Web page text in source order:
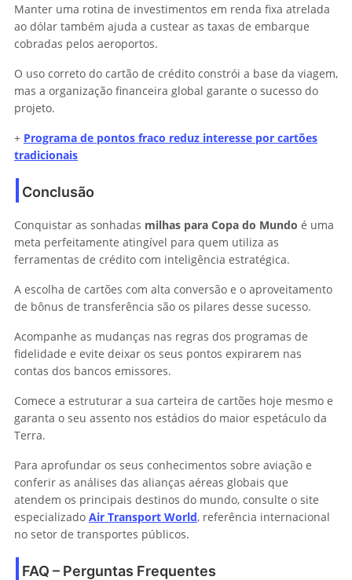
Manter uma rotina de investimentos em renda fixa atrelada
ao dólar também ajuda a custear as taxas de embarque
cobradas pelos aeroportos.
O uso correto do cartão de crédito constrói a base da viagem,
mas a organização financeira global garante o sucesso do
projeto.
+ Programa de pontos fraco reduz interesse por cartões
tradicionais
Conclusão
Conquistar as sonhadas milhas para Copa do Mundo é uma
meta perfeitamente atingível para quem utiliza as
ferramentas de crédito com inteligência estratégica.
A escolha de cartões com alta conversão e o aproveitamento
de bônus de transferência são os pilares desse sucesso.
Acompanhe as mudanças nas regras dos programas de
fidelidade e evite deixar os seus pontos expirarem nas
contas dos bancos emissores.
Comece a estruturar a sua carteira de cartões hoje mesmo e
garanta o seu assento nos estádios do maior espetáculo da
Terra.
Para aprofundar os seus conhecimentos sobre aviação e
conferir as análises das alianças aéreas globais que
atendem os principais destinos do mundo, consulte o site
especializado Air Transport World, referência internacional
no setor de transportes públicos.
FAQ – Perguntas Frequentes